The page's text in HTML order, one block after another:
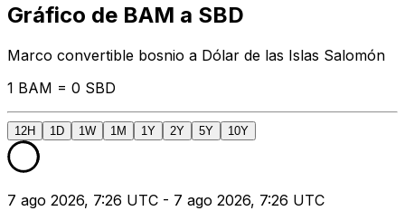
Gráfico de BAM a SBD
Marco convertible bosnio a Dólar de las Islas Salomón
1 BAM = 0 SBD
12H 1D 1W 1M 1Y 2Y 5Y 10Y
7 ago 2026, 7:26 UTC - 7 ago 2026, 7:26 UTC